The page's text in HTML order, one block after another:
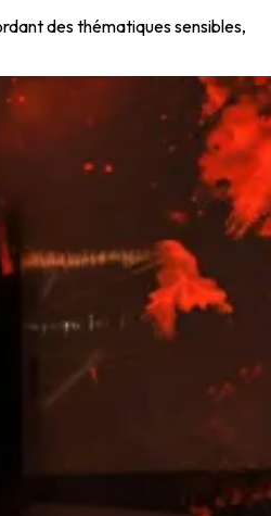
des thématiques sensibles,